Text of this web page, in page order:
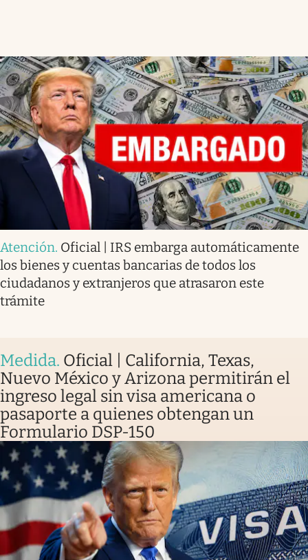
Atención. Oficial | IRS embarga automáticamente
los bienes y cuentas bancarias de todos los
ciudadanos y extranjeros que atrasaron este
trámite
Medida. Oficial | California, Texas,
Nuevo México y Arizona permitirán el
ingreso legal sin visa americana o
pasaporte a quienes obtengan un
Formulario DSP-150